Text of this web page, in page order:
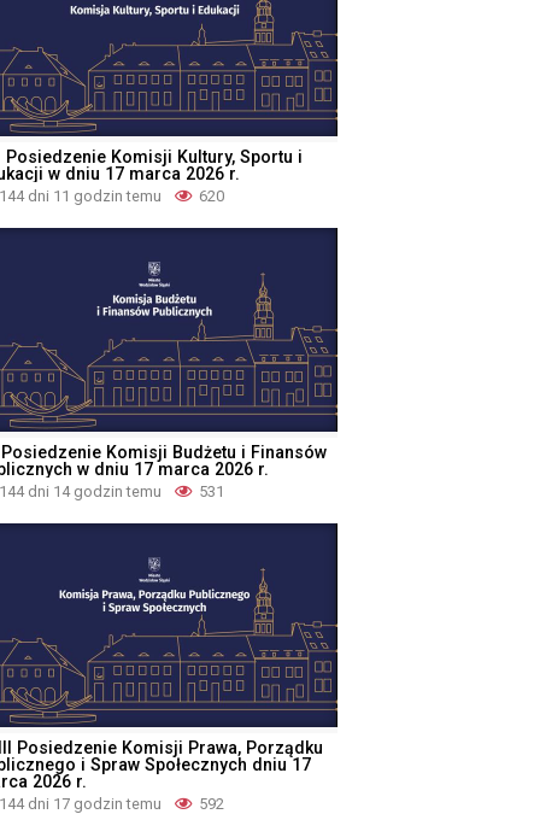
Posiedzenie Komisji Kultury, Sportu i
w dniu 17 marca 2026 r.
144 dni 11 godzin temu 620
Komisji Budżetu i Finansów
w dniu 17 marca 2026 r.
144 dni 14 godzin temu 531
Posiedzenie Komisji Prawa, Porządku
i Spraw Społecznych dniu 17
2026 r.
144 dni 17 godzin temu 592